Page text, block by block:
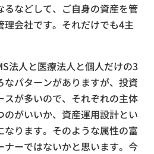
るなどして、ご自身の資産を管
会社です。それだけでも4主
法人と医療法人と個人だけの3
なパターンがありますが、投資
スが多いので、それぞれの主体
がいいか、資産運用設計とい
なります。そのような属性の富
ーではないかと思います。今